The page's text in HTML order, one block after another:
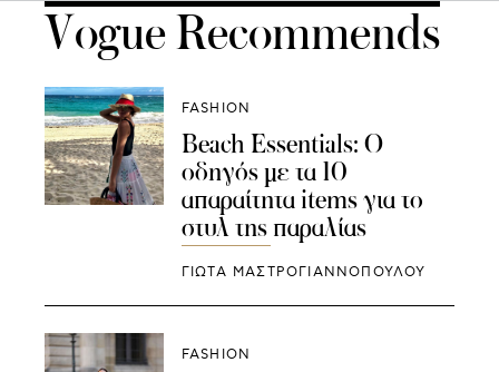
Vogue Recommends
FASHION
Beach Essentials: Ο
οδηγός με τα 10
απαραίτητα items για το
στυλ της παραλίας
ΓΙΩΤΑ ΜΑΣΤΡΟΓΙΑΝΝΟΠΟΥΛΟΥ
FASHION